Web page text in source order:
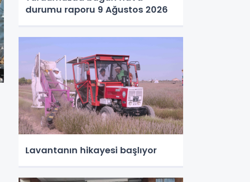
durumu raporu 9 Ağustos 2026
Lavantanın hikayesi başlıyor